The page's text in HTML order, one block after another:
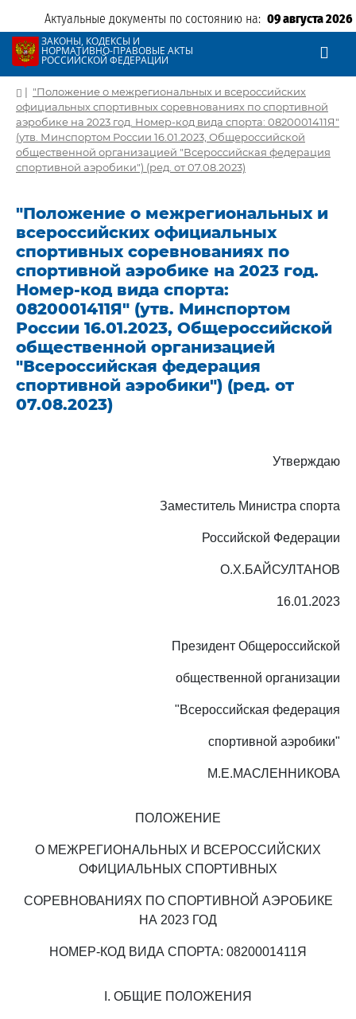
Актуальные документы по состоянию на: 09 августа 2026
ЗАКОНЫ, КОДЕКСЫ И
НОРМАТИВНО-ПРАВОВЫЕ АКТЫ
РОССИЙСКОЙ ФЕДЕРАЦИИ
| "Положение о межрегиональных и всероссийских
официальных спортивных соревнованиях по спортивной
аэробике на 2023 год. Номер-код вида спорта: 0820001411Я"
(утв. Минспортом России 16.01.2023, Общероссийской
общественной организацией "Всероссийская федерация
спортивной аэробики") (ред. от 07.08.2023)
"Положение о межрегиональных и
всероссийских официальных
спортивных соревнованиях по
спортивной аэробике на 2023 год.
Номер-код вида спорта:
0820001411Я" (утв. Минспортом
России 16.01.2023, Общероссийской
общественной организацией
"Всероссийская федерация
спортивной аэробики") (ред. от
07.08.2023)
Утверждаю
Заместитель Министра спорта
Российской Федерации
О.Х.БАЙСУЛТАНОВ
16.01.2023
Президент Общероссийской
общественной организации
"Всероссийская федерация
спортивной аэробики"
М.Е.МАСЛЕННИКОВА
ПОЛОЖЕНИЕ
О МЕЖРЕГИОНАЛЬНЫХ И ВСЕРОССИЙСКИХ
ОФИЦИАЛЬНЫХ СПОРТИВНЫХ
СОРЕВНОВАНИЯХ ПО СПОРТИВНОЙ АЭРОБИКЕ
НА 2023 ГОД
НОМЕР-КОД ВИДА СПОРТА: 0820001411Я
I. ОБЩИЕ ПОЛОЖЕНИЯ